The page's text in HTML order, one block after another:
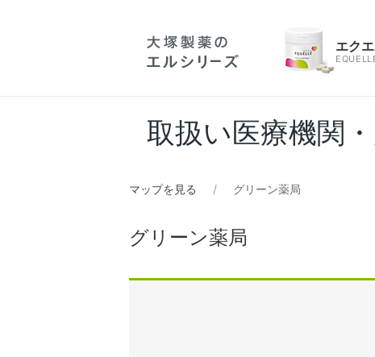
エク
取扱い医療機関
マップを見る グリーン薬局
グリーン薬局